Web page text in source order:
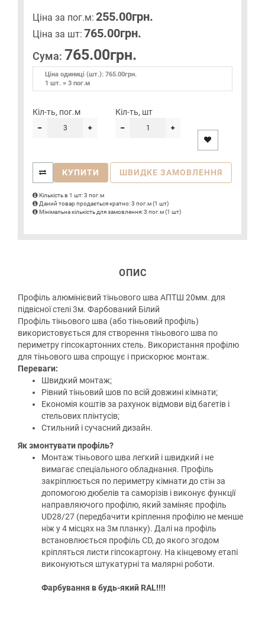
Цiна за пог.м: 255.00грн.
Цiна за шт: 765.00грн.
Сума: 765.00грн.
Ціна одиниці (шт.): 765.00грн.
1 шт. = 3 пог.м
Кіл-ть, пог.м Кіл-ть, шт
КУПИТИ ШВИДКЕ ЗАМОВЛЕННЯ
Кількість в 1 шт: 3 пог.м
Даний товар продається кратно: 3 пог.м (1 шт)
Мінімальна кількість для замовлення: 3 пог.м (1 шт)
ОПИС
Профіль алюмінієвий тіньового шва АПТШ 20мм. для
підвісної стелі 3м. Фарбований Білий
Профіль тіньового шва (або тіньовий профіль)
використовується для створення тіньового шва по
периметру гіпсокартонних стель. Використання профілю
для тіньового шва спрощує і прискорює монтаж.
Переваги:
Швидкий монтаж;
Рівний тіньовий шов по всій довжині кімнати;
Економія коштів за рахунок відмови від багетів і
стельових плінтусів;
Стильний і сучасний дизайн.
Як змонтувати профіль?
Монтаж тіньового шва легкий і швидкий і не
вимагає спеціального обладнання. Профіль
закріплюється по периметру кімнати до стін за
допомогою дюбелів та саморізів і виконує функції
направляючого профілю, який заміняє профіль
UD28/27 (передбачити кріплення профілю не менше
ніж у 4 місцях на 3м планку). Далі на профіль
встановлюється профіль CD, до якого згодом
кріпляться листи гіпсокартону. На кінцевому етапі
виконуються штукатурні та малярні роботи.
Фарбування в будь-який RAL!!!!